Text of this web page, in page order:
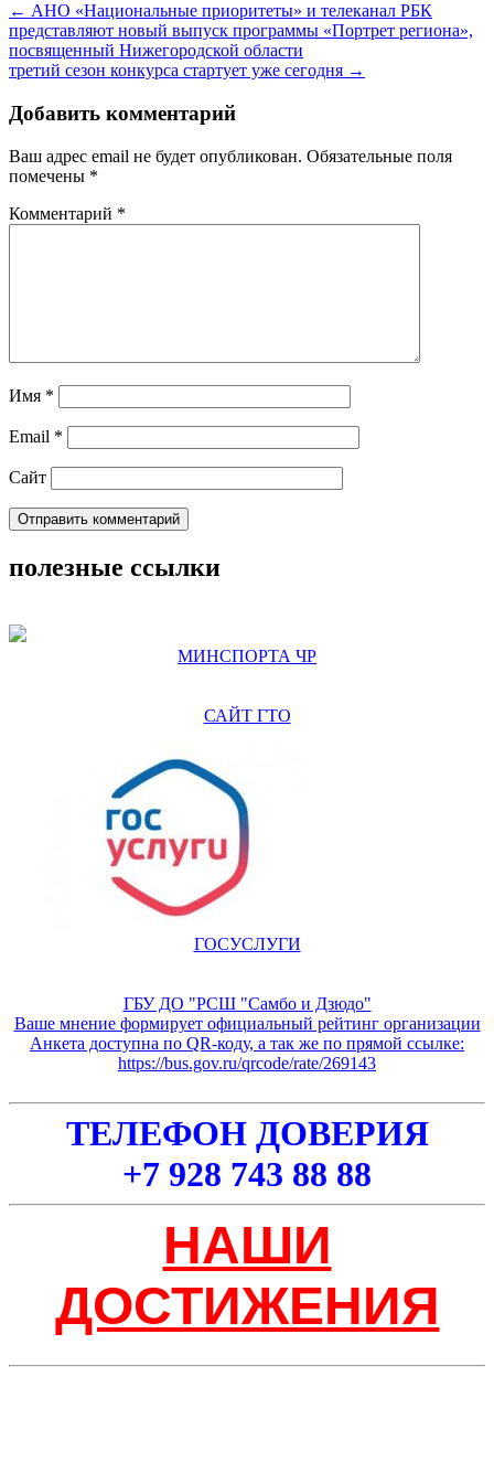
← АНО «Национальные приоритеты» и телеканал РБК
представляют новый выпуск программы «Портрет региона»,
посвященный Нижегородской области
третий сезон конкурса стартует уже сегодня →
Добавить комментарий
Ваш адрес email не будет опубликован. Обязательные поля
помечены *
Комментарий *
Имя *
Email *
Сайт
полезные ссылки
МИНСПОРТА ЧР
САЙТ ГТО
ГОСУСЛУГИ
ГБУ ДО "РСШ "Самбо и Дзюдо"
Ваше мнение формирует официальный рейтинг организации
Анкета доступна по QR-коду, а так же по прямой ссылке:
https://bus.gov.ru/qrcode/rate/269143
ТЕЛЕФОН ДОВЕРИЯ
+7 928 743 88 88
НАШИ
ДОСТИЖЕНИЯ